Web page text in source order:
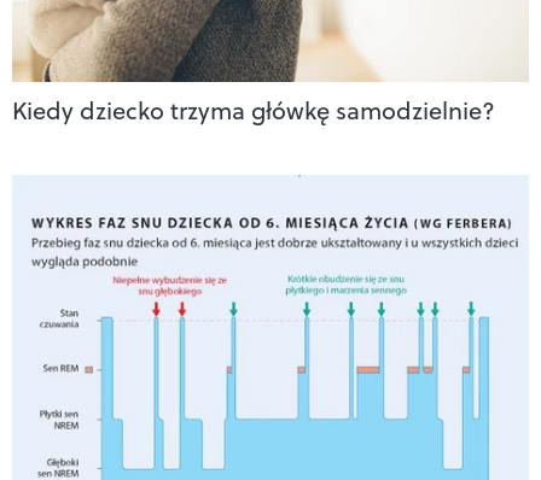
Kiedy dziecko trzyma główkę samodzielnie?